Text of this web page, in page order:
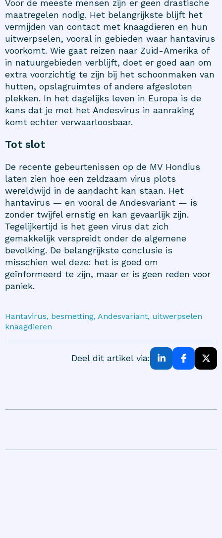
Voor de meeste mensen zijn er geen drastische
maatregelen nodig. Het belangrijkste blijft het
vermijden van contact met knaagdieren en hun
uitwerpselen, vooral in gebieden waar hantavirus
voorkomt. Wie gaat reizen naar Zuid-Amerika of
in natuurgebieden verblijft, doet er goed aan om
extra voorzichtig te zijn bij het schoonmaken van
hutten, opslagruimtes of andere afgesloten
plekken. In het dagelijks leven in Europa is de
kans dat je met het Andesvirus in aanraking
komt echter verwaarloosbaar.
Tot slot
De recente gebeurtenissen op de MV Hondius
laten zien hoe een zeldzaam virus plots
wereldwijd in de aandacht kan staan. Het
hantavirus — en vooral de Andesvariant — is
zonder twijfel ernstig en kan gevaarlijk zijn.
Tegelijkertijd is het geen virus dat zich
gemakkelijk verspreidt onder de algemene
bevolking. De belangrijkste conclusie is
misschien wel deze: het is goed om
geïnformeerd te zijn, maar er is geen reden voor
paniek.
Hantavirus, besmetting, Andesvariant, uitwerpselen
knaagdieren
Deel dit artikel via: